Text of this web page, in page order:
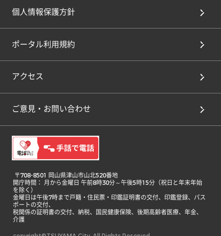
個人情報保護方針
ポータル利用規約
アクセス
ご意見・お問い合わせ
開庁時間： 月から金曜日 午前8時30分～午後5時15分（祝日と年末年始
を除く）
金曜日は午後7時まで戸籍・住民票・印鑑証明書の交付、印鑑登録、パス
ポートの交付、
税関係の証明書の交付、納税、国民健康保険、後期高齢者医療、年金、
介護